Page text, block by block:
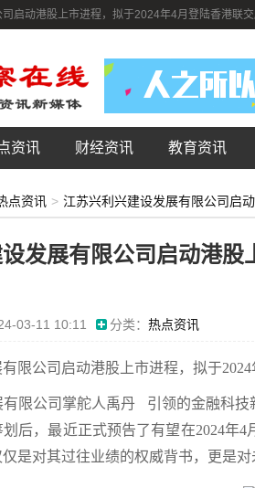
启动港股上市进程，拟于2024年4月登陆香港联
资讯 财经资讯 教育资讯
点资讯 > 江苏兴利兴建设发展有限公司启
发展有限公司启动港
03-11 10:11 分类： 热点资讯
限公司启动港股上市进程，拟于
有限公司掌舵人禹丹 引领的金融科
后，最近正式预告了有望在2024年
是对其过往业绩的权威背书，更是对